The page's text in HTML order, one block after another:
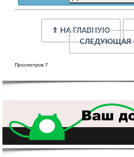
⇑ НА ГЛАВНУЮ
СЛЕДУЮЩАЯ
Просмотров 7